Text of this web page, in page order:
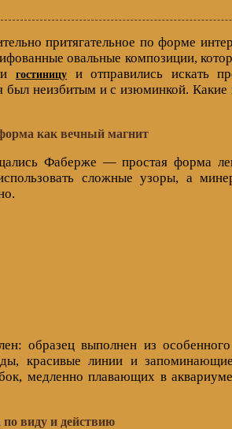
притягательное по форме
овальные композиции,
гостиницу
и отправились искать
неизбитым и с изюминкой. Какие
как вечный магнит
Фаберже — простая форма
сложные узоры, а
образец выполнен из
красивые линии и
медленно плавающих в
виду и действию